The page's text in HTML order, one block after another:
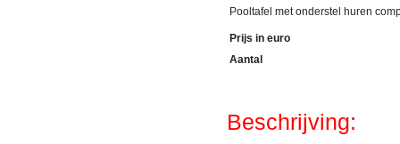
Pooltafel met onderstel huren
Prijs in euro
Aantal
Beschrijving: